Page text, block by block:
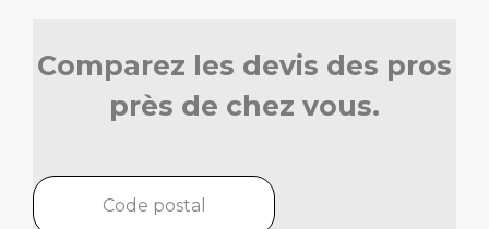
Comparez les devis des pros
près de chez vous.